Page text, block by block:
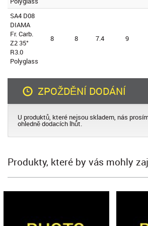
SA4 D08
DIAMA
Fr. Carb.
Z2 35°
R3.0
Polyglass
8 8 7.4 9
ZPOŽDĚNÍ DODÁNÍ
U produktů, které nejsou skladem, nás
ohledně dodacích lhůt.
Produkty, které by vás mohly